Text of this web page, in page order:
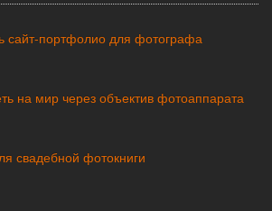
сайт-портфолио для фотографа
на мир через объектив фотоаппарата
свадебной фотокниги